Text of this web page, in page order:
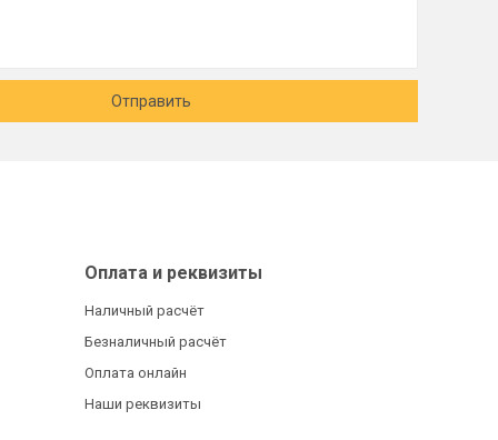
Отправить
Оплата и реквизиты
Наличный расчёт
Безналичный расчёт
Оплата онлайн
Наши реквизиты